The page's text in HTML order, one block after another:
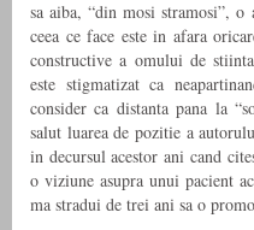
sa aiba, “din mosi stramosi”,
ceea ce face este in afara
constructive a omului de
este stigmatizat ca
consider ca distanta pana la
salut luarea de pozitie a
in decursul acestor ani cand
o viziune asupra unui pacient
ma stradui de trei ani sa o